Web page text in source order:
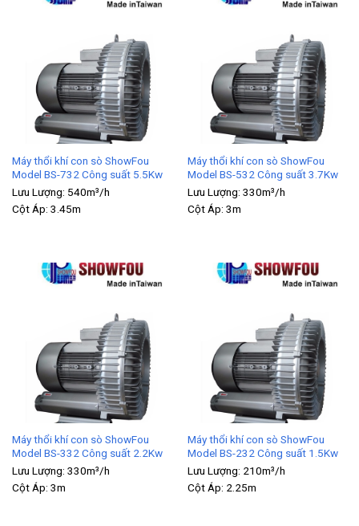
Máy thổi khí con sò ShowFou
Model BS-732 Công suất 5.5Kw
Lưu Lượng: 540m³/h
Cột Áp: 3.45m
Máy thổi khí con sò ShowFou
Model BS-532 Công suất 3.7Kw
Lưu Lượng: 330m³/h
Cột Áp: 3m
Máy thổi khí con sò ShowFou
Model BS-332 Công suất 2.2Kw
Lưu Lượng: 330m³/h
Cột Áp: 3m
Máy thổi khí con sò ShowFou
Model BS-232 Công suất 1.5Kw
Lưu Lượng: 210m³/h
Cột Áp: 2.25m